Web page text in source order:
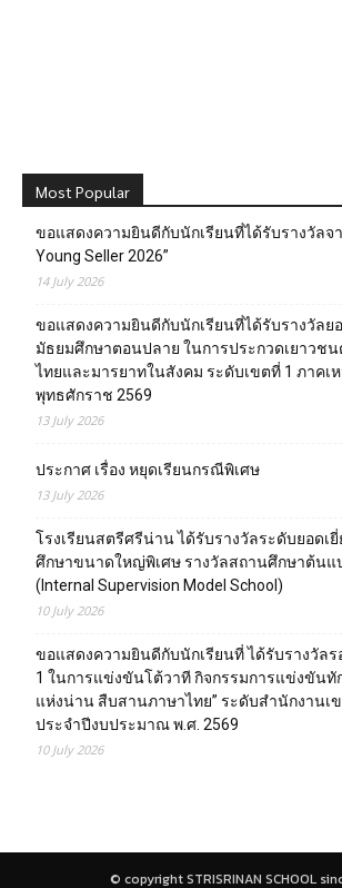
Most Popular
ขอแสดงความยินดีกับนักเรียนที่ได้รับรางวัลจ
Young Seller 2026”
14 July 2026
ขอแสดงความยินดีกับนักเรียนที่ได้รับรางวัลย
มัธยมศึกษาตอนปลาย ในการประกวดเยาวช
ไทยและมารยาทในสังคม ระดับเขตที่ 1 ภาคเ
พุทธศักราช 2569
13 July 2026
ประกาศ เรื่อง หยุดเรียนกรณีพิเศษ
13 July 2026
โรงเรียนสตรีศรีน่าน ได้รับรางวัลระดับยอดเ
ศึกษาขนาดใหญ่พิเศษ รางวัลสถานศึกษาต้นแ
(Internal Supervision Model School)
10 July 2026
ขอแสดงความยินดีกับนักเรียนที่ ได้รับรางวัล
1 ในการแข่งขันโต้วาที กิจกรรมการแข่งขันทั
แห่งน่าน สืบสานภาษาไทย” ระดับสำนักงานเ
ประจำปีงบประมาณ พ.ศ. 2569
10 July 2026
© copyright STRISRINAN SCHOOL